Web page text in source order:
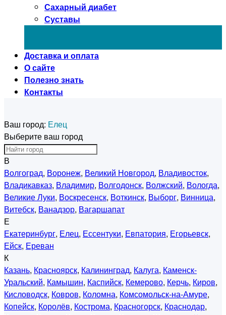
Сахарный диабет
Суставы
Доставка и оплата
О сайте
Полезно знать
Контакты
Ваш город: Елец
Выберите ваш город
В
Волгоград, Воронеж, Великий Новгород, Владивосток,
Владикавказ, Владимир, Волгодонск, Волжский, Вологда,
Великие Луки, Воскресенск, Воткинск, Выборг, Винница,
Витебск, Ванадзор, Вагаршапат
Е
Екатеринбург, Елец, Ессентуки, Евпатория, Егорьевск,
Ейск, Ереван
К
Казань, Красноярск, Калининград, Калуга, Каменск-
Уральский, Камышин, Каспийск, Кемерово, Керчь, Киров,
Кисловодск, Ковров, Коломна, Комсомольск-на-Амуре,
Копейск, Королёв, Кострома, Красногорск, Краснодар,